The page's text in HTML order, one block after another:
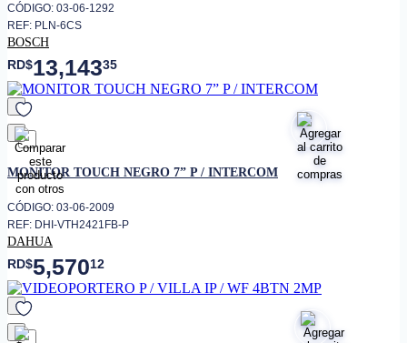
CÓDIGO: 03-06-1292
REF: PLN-6CS
BOSCH
RD$13,14335
favorito
MONITOR TOUCH NEGRO 7” P / INTERCOM
CÓDIGO: 03-06-2009
REF: DHI-VTH2421FB-P
DAHUA
RD$5,57012